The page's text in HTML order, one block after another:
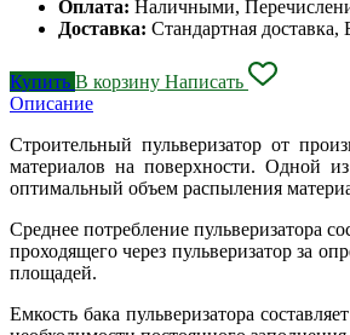
Оплата: Наличными,
Доставка: Стандартная доставка,
Купить В корзину Написать
Описание
Строительный пульверизатор от
материалов на поверхности. Одной из
оптимальный объем распыления
Среднее потребление пульверизатора
проходящего через пульверизатор за
площадей.
Емкость бака пульверизатора